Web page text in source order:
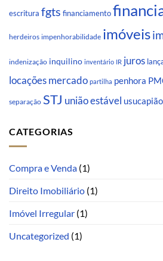
escritura fgts financiamento
herdeiros impenhorabilidade imóveis
indenização inquilino inventário IR juros
locações mercado partilha penhora
separação STJ união estável usucapião
CATEGORIAS
Compra e Venda (1)
Direito Imobiliário (1)
Imóvel Irregular (1)
Uncategorized (1)